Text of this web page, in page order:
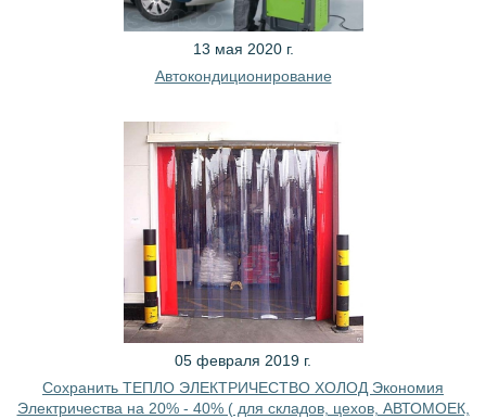
13 мая 2020 г.
Автокондиционирование
05 февраля 2019 г.
Сохранить ТЕПЛО ЭЛЕКТРИЧЕСТВО ХОЛОД Экономия
Электричества на 20% - 40% ( для складов, цехов, АВТОМОЕК,